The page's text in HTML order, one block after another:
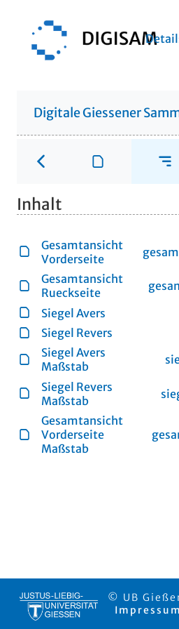
Digitale Giessener
Inhalt
Gesamtansicht
Vorderseite
Gesamtansicht
Rueckseite
Siegel Avers
Siegel Revers
Siegel Avers
Maßstab
Siegel Revers
Maßstab
Gesamtansicht
Vorderseite
Maßstab
© UB
Impressum